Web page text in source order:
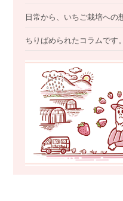
日常から、いちご栽培への
ちりばめられたコラムです。